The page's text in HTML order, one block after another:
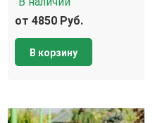
от 4850 Руб.
В корзину